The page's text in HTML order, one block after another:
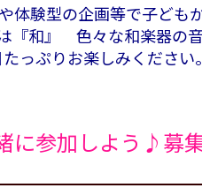
体験型の企画等で子ども
『和』 色々な和楽器の
っぷりお楽しみください。
に参加しよう♪募